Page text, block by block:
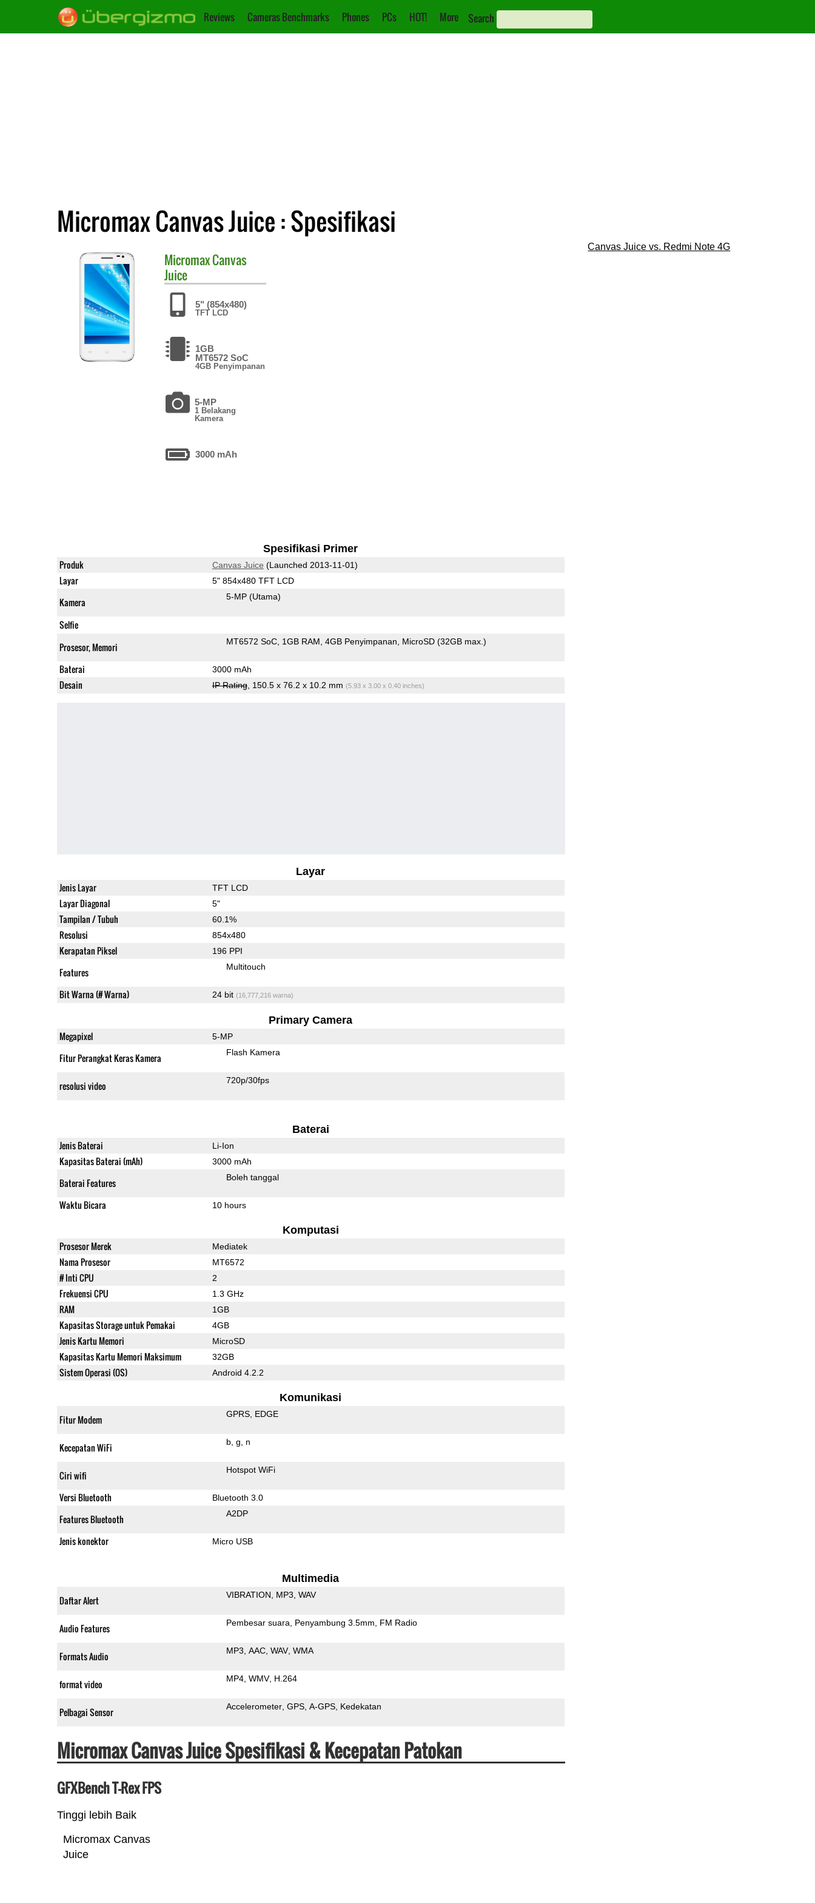
Reviews Cameras Benchmarks Phones PCs HOT! More Search
Micromax Canvas Juice : Spesifikasi
MicromaxCanvas
Juice
5" (854x480)
TFT LCD
1GB
MT6572 SoC
4GB Penyimpanan
5-MP
1 Belakang
Kamera
3000 mAh
Spesifikasi Primer
Produk Canvas Juice (Launched 2013-11-01)
Layar 5" 854x480 TFT LCD
Kamera 5-MP (Utama)
Selfie
Prosesor, Memori
MT6572 SoC 1GB RAM 4GB Penyimpanan MicroSD (32GB max.)
Baterai 3000 mAh
Desain IP Rating, 150.5 x 76.2 x 10.2 mm (5.93 x 3.00 x 0.40 inches)
Layar
Jenis Layar TFT LCD
Layar Diagonal 5"
Tampilan / Tubuh 60.1%
Resolusi 854x480
Kerapatan Piksel 196 PPI
Features Multitouch
Bit Warna (# Warna) 24 bit (16,777,216 warna)
Primary Camera
Megapixel 5-MP
Fitur Perangkat Keras Kamera Flash Kamera
resolusi video 720p/30fps
Baterai
Jenis Baterai Li-Ion
Kapasitas Baterai (mAh) 3000 mAh
Baterai Features Boleh tanggal
Waktu Bicara 10 hours
Komputasi
Prosesor Merek Mediatek
Nama Prosesor MT6572
# Inti CPU 2
Frekuensi CPU 1.3 GHz
RAM 1GB
Kapasitas Storage untuk Pemakai 4GB
Jenis Kartu Memori MicroSD
Kapasitas Kartu Memori Maksimum 32GB
Sistem Operasi (OS) Android 4.2.2
Komunikasi
Fitur Modem GPRS EDGE
Kecepatan WiFi b g n
Ciri wifi Hotspot WiFi
Versi Bluetooth Bluetooth 3.0
Features Bluetooth A2DP
Jenis konektor Micro USB
Multimedia
Daftar Alert VIBRATION MP3 WAV
Audio Features Pembesar suara Penyambung 3.5mm FM Radio
Formats Audio MP3 AAC WAV WMA
format video MP4 WMV H.264
Pelbagai Sensor Accelerometer GPS A-GPS Kedekatan
Micromax Canvas Juice Spesifikasi & Kecepatan Patokan
GFXBench T-Rex FPS
Tinggi lebih Baik
Micromax Canvas
Juice
Canvas Juice vs. Redmi Note 4G